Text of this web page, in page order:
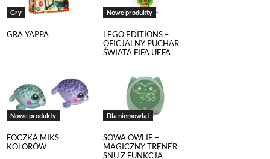
Gry
GRA YAPPA
Nowe produkty
LEGO EDITIONS –
OFICJALNY PUCHAR
ŚWIATA FIFA UEFA
Nowe produkty
FOCZKA MIKS
KOLORÓW
Dla niemowląt
SOWA OWLIE –
MAGICZNY TRENER
SNU Z FUNKCJĄ
śledzących.
funkcji strony
szczegółowo